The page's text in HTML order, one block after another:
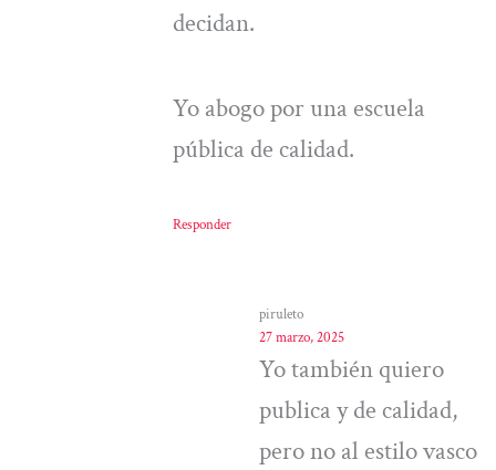
decidan.
Yo abogo por una escuela
pública de calidad.
Responder
piruleto
27 marzo, 2025
Yo también quiero
publica y de calidad,
pero no al estilo vasco